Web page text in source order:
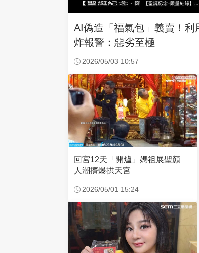
AI偽造「福氣包」義賣！
炸報警：惡劣至極
2026/05/03 10:57
回宮12天「開爐」媽祖展聖顏
人潮擠爆拱天宮
2026/05/01 15:24